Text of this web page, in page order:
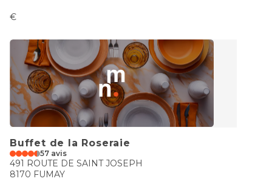
€
Buffet de la Roseraie
57 avis
491 ROUTE DE SAINT JOSEPH
8170 FUMAY